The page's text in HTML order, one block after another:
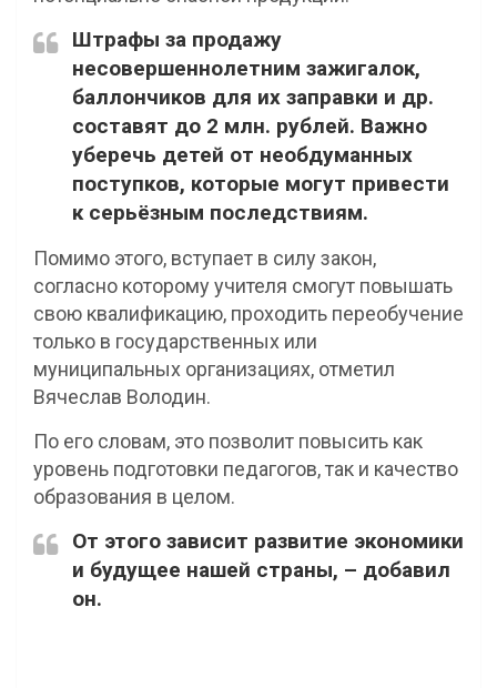
Штрафы за продажу
несовершеннолетним зажигалок,
баллончиков для их заправки и др.
составят до 2 млн. рублей. Важно
уберечь детей от необдуманных
поступков, которые могут привести
к серьёзным последствиям.
Помимо этого, вступает в силу закон,
согласно которому учителя смогут повышать
свою квалификацию, проходить переобучение
только в государственных или
муниципальных организациях, отметил
Вячеслав Володин.
По его словам, это позволит повысить как
уровень подготовки педагогов, так и качество
образования в целом.
От этого зависит развитие экономики
и будущее нашей страны, – добавил
он.